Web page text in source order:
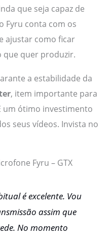
que seja capaz de
Fyru conta com os
ajustar como ficar
que quer produzir.
a estabilidade da
, item importante para
um ótimo investimento
seus vídeos. Invista no
Fyru – GTX
é excelente. Vou
assim que
No momento